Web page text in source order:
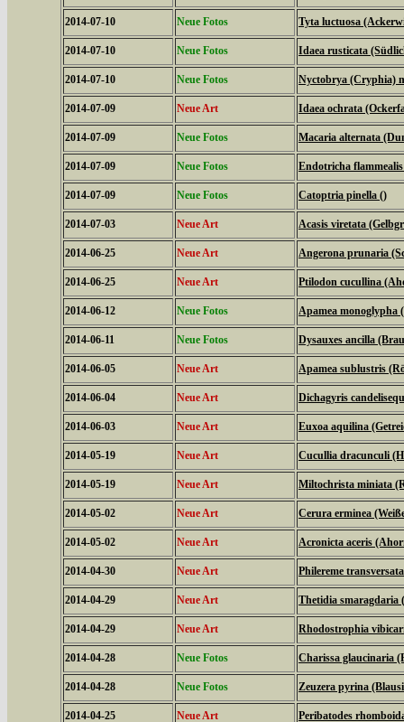
2014-07-10 Neue Fotos Tyta luctuosa
2014-07-10 Neue Fotos Idaea rusticata
2014-07-10 Neue Fotos Nyctobrya (Cryphia)
2014-07-09 Neue Art Idaea ochrata
2014-07-09 Neue Fotos Macaria alternata
2014-07-09 Neue Fotos Endotricha
2014-07-09 Neue Fotos Catoptria pinella ()
2014-07-03 Neue Art Acasis viretata
2014-06-25 Neue Art Angerona prunaria
2014-06-25 Neue Art Ptilodon cucullina
2014-06-12 Neue Fotos Apamea monoglypha
2014-06-11 Neue Fotos Dysauxes ancilla
2014-06-05 Neue Art Apamea sublustris
2014-06-04 Neue Art Dichagyris
2014-06-03 Neue Art Euxoa aquilina
2014-05-19 Neue Art Cucullia dracunculi
2014-05-19 Neue Art Miltochrista miniata
2014-05-02 Neue Art Cerura erminea
2014-05-02 Neue Art Acronicta aceris
2014-04-30 Neue Art Philereme
2014-04-29 Neue Art Thetidia smaragdaria
2014-04-29 Neue Art Rhodostrophia
2014-04-28 Neue Fotos Charissa glaucinaria
2014-04-28 Neue Fotos Zeuzera pyrina
2014-04-25 Neue Art Peribatodes